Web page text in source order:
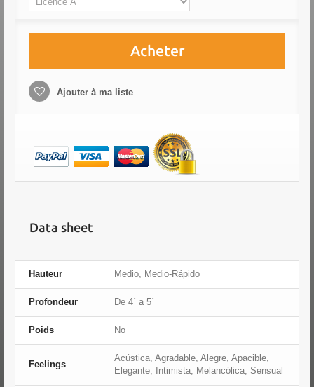
Acheter
Ajouter à ma liste
Data sheet
Hauteur Medio, Medio-Rápido
Profondeur De 4´ a 5´
Poids No
Feelings
Acústica, Agradable, Alegre, Apacible,
Elegante, Intimista, Melancólica, Sensual